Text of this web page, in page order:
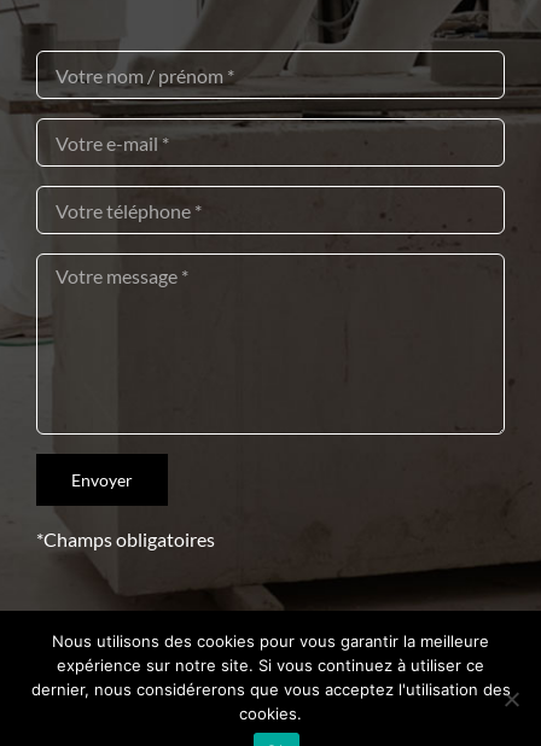
*Champs obligatoires
Copyright 2021 – Crédits Intrasite
Nous utilisons des cookies pour vous garantir la meilleure
expérience sur notre site. Si vous continuez à utiliser ce
dernier, nous considérerons que vous acceptez l'utilisation des
cookies.